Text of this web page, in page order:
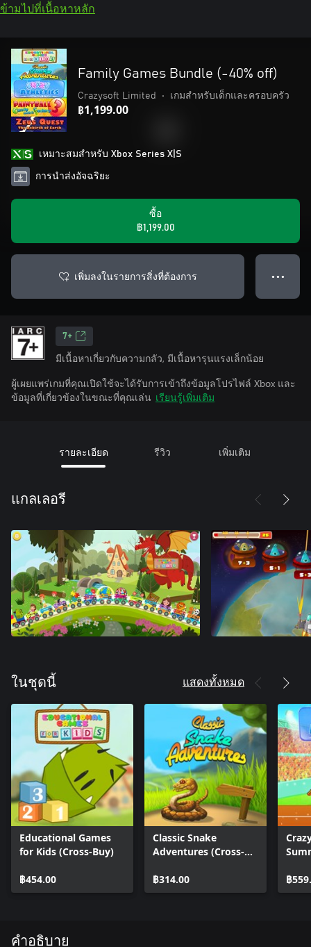
ข้ามไปที่เนื้อหาหลัก
Family Games Bundle (-40% off)
Crazysoft Limited • เกมสำหรับเด็กและครอบครัว
฿1,199.00
เหมาะสมสําหรับ Xbox Series X|S
การนำส่งอัจฉริยะ
ซื้อ
฿1,199.00
เพิ่มลงในรายการสิ่งที่ต้องการ ● ● ●
7+
มีเนื้อหาเกี่ยวกับความกลัว, มีเนื้อหารุนแรงเล็กน้อย
ผู้เผยแพร่เกมที่คุณเปิดใช้จะได้รับการเข้าถึงข้อมูลโปรไฟล์ Xbox และ
ข้อมูลที่เกี่ยวข้องในขณะที่คุณเล่น เรียนรู้เพิ่มเติม
รายละเอียด รีวิว เพิ่มเติม
แกลเลอรี
ในชุดนี้ แสดงทั้งหมด
Educational Games
for Kids (Cross-Buy)
฿454.00
Classic Snake
Adventures (Cross-
฿314.00
฿
คำอธิบาย